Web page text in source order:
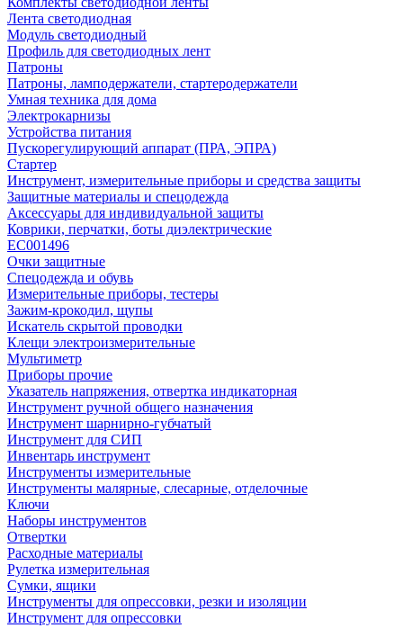
Лента светодиодная
Модуль светодиодный
Профиль для светодиодных лент
Патроны
Патроны, ламподержатели, стартеродержатели
Умная техника для дома
Электрокарнизы
Устройства питания
Пускорегулирующий аппарат (ПРА, ЭПРА)
Стартер
Инструмент, измерительные приборы и средства защиты
Защитные материалы и спецодежда
Аксессуары для индивидуальной защиты
Коврики, перчатки, боты диэлектрические
EC001496
Очки защитные
Спецодежда и обувь
Измерительные приборы, тестеры
Зажим-крокодил, щупы
Искатель скрытой проводки
Клещи электроизмерительные
Мультиметр
Приборы прочие
Указатель напряжения, отвертка индикаторная
Инструмент ручной общего назначения
Инструмент шарнирно-губчатый
Инструмент для СИП
Инвентарь инструмент
Инструменты измерительные
Инструменты малярные, слесарные, отделочные
Ключи
Наборы инструментов
Отвертки
Расходные материалы
Рулетка измерительная
Сумки, ящики
Инструменты для опрессовки, резки и изоляции
Инструмент для опрессовки